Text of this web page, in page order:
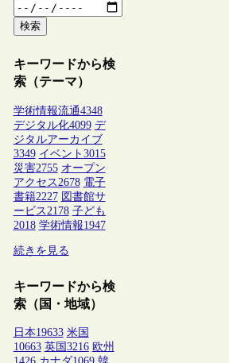
検索
キーワードから検
索（テーマ）
学術情報流通4348
デジタル化4099 デ
ジタルアーカイブ
3349 イベント 3015
災害2755 オープン
アクセス 2678 電子
書籍2227 図書館サ
ービス 2178 子ども
2018 学術情報1947
続きを見る
キーワードから検
索（国・地域）
日本19633 米国
10663 英国 3216 欧州